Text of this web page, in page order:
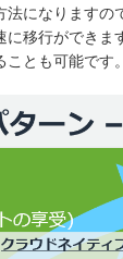
になります
移行ができ
とも可能です。